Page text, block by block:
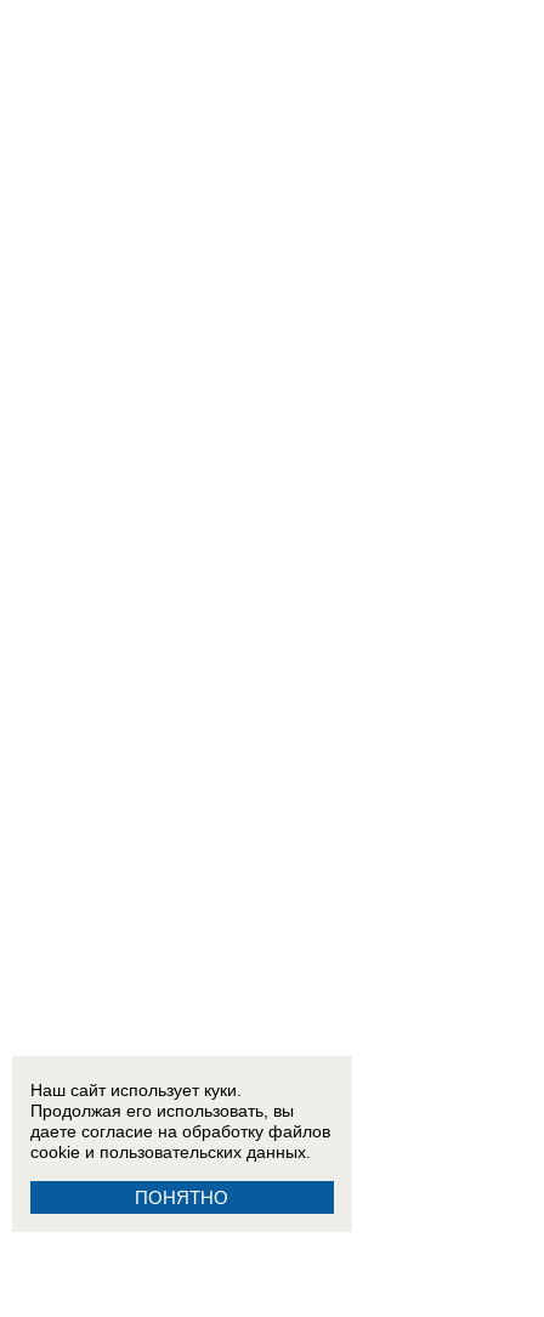
Наш сайт использует куки.
Продолжая его использовать, вы
даете согласие на обработку файлов
cookie и пользовательских данных.
ПОНЯТНО